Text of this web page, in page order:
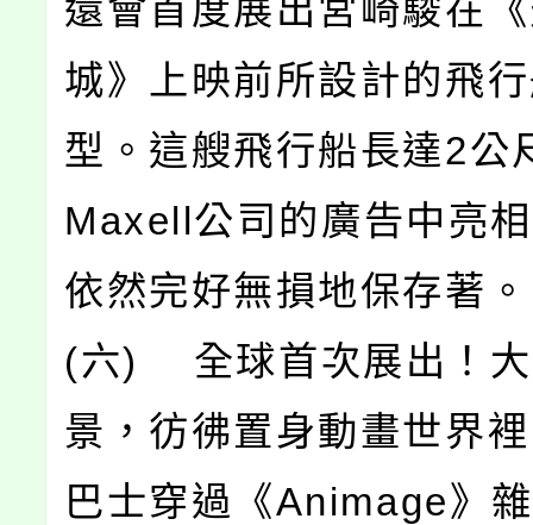
還會首度展出宮崎駿在
城》上映前所設計的飛
型。這艘飛行船長達2公
Maxell公司的廣告中亮
依然完好無損地保存著。
(六) 全球首次展出！大
景，彷彿置身動畫世界
巴士穿過《Animage》